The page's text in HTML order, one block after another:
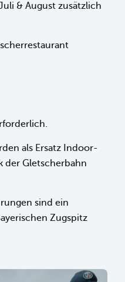
& August zusätzlich
als Ersatz Indoor-
der Gletscherbahn
sind ein
Zugspitz